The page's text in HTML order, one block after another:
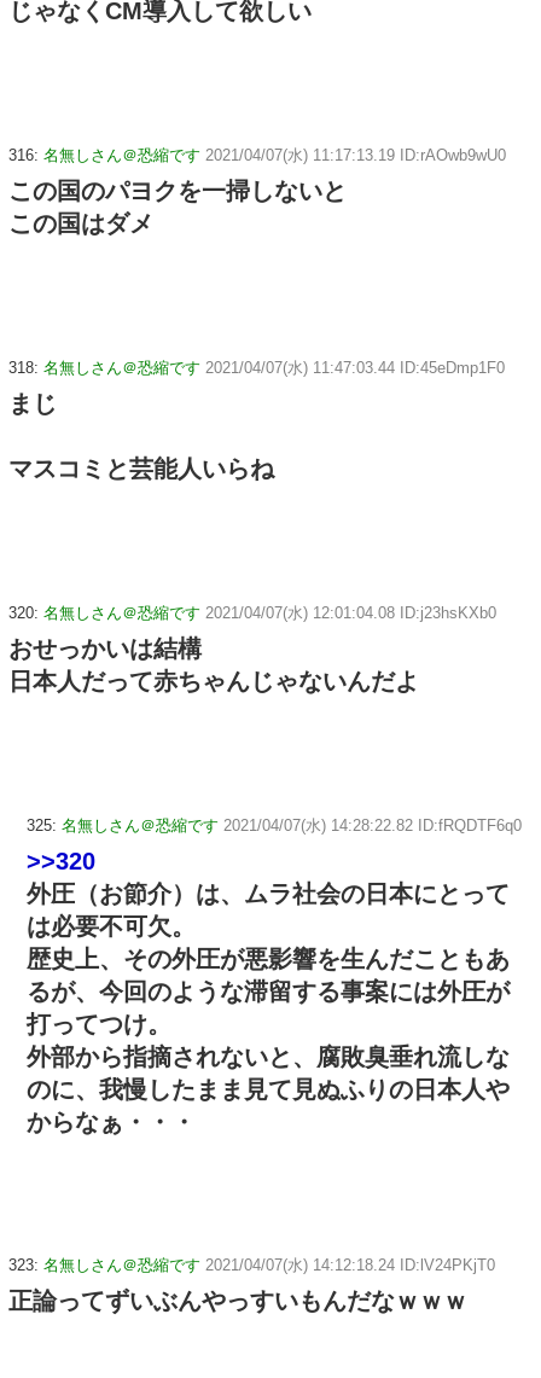
じゃなくCM導入して欲しい
316: 名無しさん＠恐縮です 2021/04/07(水) 11:17:13.19 ID:rAOwb9wU0
この国のパヨクを一掃しないと
この国はダメ
318: 名無しさん＠恐縮です 2021/04/07(水) 11:47:03.44 ID:45eDmp1F0
まじ
マスコミと芸能人いらね
320: 名無しさん＠恐縮です 2021/04/07(水) 12:01:04.08 ID:j23hsKXb0
おせっかいは結構
日本人だって赤ちゃんじゃないんだよ
325: 名無しさん＠恐縮です 2021/04/07(水) 14:28:22.82 ID:fRQDTF6q0
>>320
外圧（お節介）は、ムラ社会の日本にとって
は必要不可欠。
歴史上、その外圧が悪影響を生んだこともあ
るが、今回のような滞留する事案には外圧が
打ってつけ。
外部から指摘されないと、腐敗臭垂れ流しな
のに、我慢したまま見て見ぬふりの日本人や
からなぁ・・・
323: 名無しさん＠恐縮です 2021/04/07(水) 14:12:18.24 ID:lV24PKjT0
正論ってずいぶんやっすいもんだなｗｗｗ